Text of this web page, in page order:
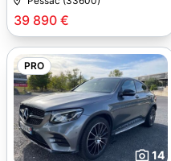
39 890 €
PRO
14